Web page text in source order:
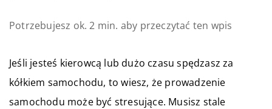
Potrzebujesz ok. 2 min. aby przeczytać ten wpis
Jeśli jesteś kierowcą lub dużo czasu spędzasz za
kółkiem samochodu, to wiesz, że prowadzenie
samochodu może być stresujące. Musisz stale